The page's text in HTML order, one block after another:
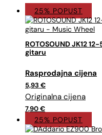
25% POPUST
ROTOSOUND JK12
gitaru
7,90€
Izvorna
cijena
bila
je:
7,90 €.
5,93 €
Trenutna
cijena
je:
5,93 €.
25% POPUST